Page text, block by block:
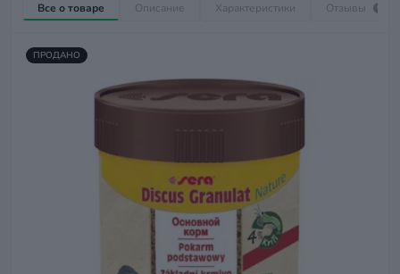
Все о товаре Описание Характеристики Отзывы
ПРОДАНО